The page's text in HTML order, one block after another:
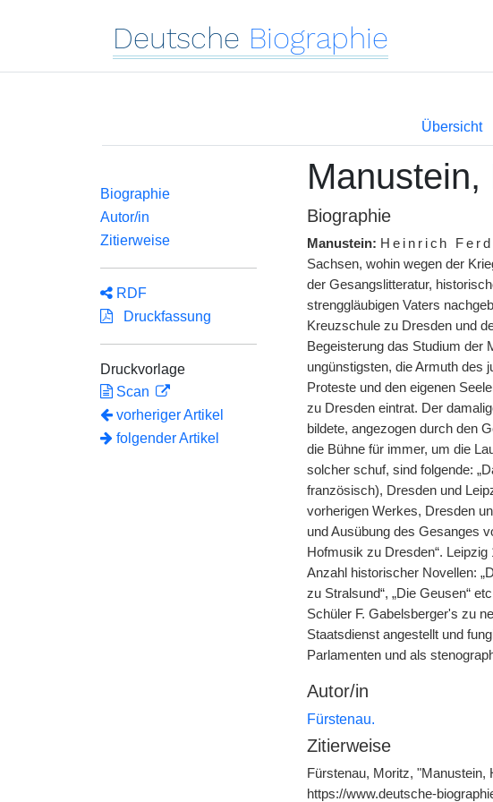
Deutsche Biographie
Übersicht
Biographie
Autor/in
Zitierweise
RDF
Druckfassung
Druckvorlage
Scan
vorheriger Artikel
folgender Artikel
Manustein,
Biographie
Manustein: Heinrich
Sachsen, wohin wegen der
der Gesangslitteratur,
strenggläubigen Vaters
Kreuzschule zu Dresden und
Begeisterung das Studium der
ungünstigsten, die Armuth des
Proteste und den eigenen
zu Dresden eintrat. Der
bildete, angezogen durch den
die Bühne für immer, um die
solcher schuf, sind folgende:
französisch), Dresden und
vorherigen Werkes, Dresden
und Ausübung des Gesanges
Hofmusik zu Dresden“.
Anzahl historischer Novellen:
zu Stralsund“, „Die Geusen“
Schüler F. Gabelsberger's zu
Staatsdienst angestellt und
Parlamenten und als
Autor/in
Fürstenau.
Zitierweise
Fürstenau, Moritz, "Manustein,
https://www.deutsche-